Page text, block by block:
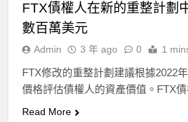
FTX債權人在新的重整計劃
數百萬美元
Admin 3 年 ago 0 1
FTX修改的重整計劃建議根據2022
價格評估債權人的資產價值。FTX
Read More